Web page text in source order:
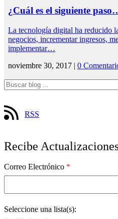
¿Cuál es el siguiente
La tecnología digital ha reducido
negocios, incrementar ingresos,
implementar…
noviembre 30, 2017 | 0
RSS
Recibe
Correo Electrónico *
Seleccione una lista(s):